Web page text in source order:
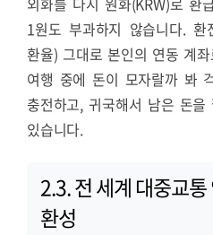
1원도 부과하지 않습니다.
환율) 그대로 본인의 연동 계
여행 중에 돈이 모자랄까 봐
충전하고, 귀국해서 남은 돈
있습니다.
2.3. 전 세계 대중교
환성